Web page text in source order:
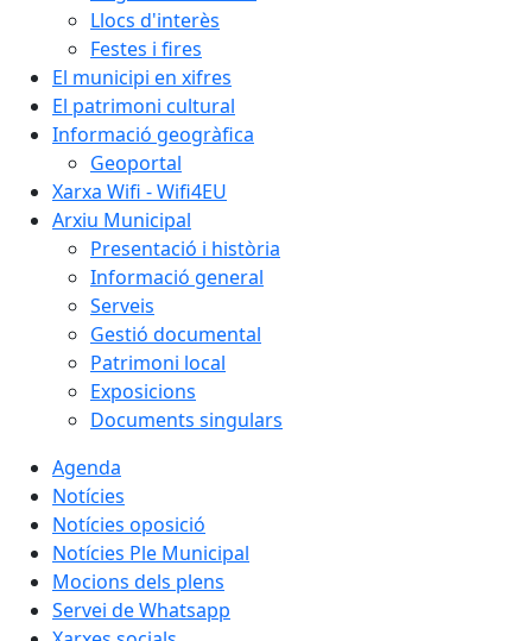
Llocs d'interès
Festes i fires
El municipi en xifres
El patrimoni cultural
Informació geogràfica
Geoportal
Xarxa Wifi - Wifi4EU
Arxiu Municipal
Presentació i història
Informació general
Serveis
Gestió documental
Patrimoni local
Exposicions
Documents singulars
Agenda
Notícies
Notícies oposició
Notícies Ple Municipal
Mocions dels plens
Servei de Whatsapp